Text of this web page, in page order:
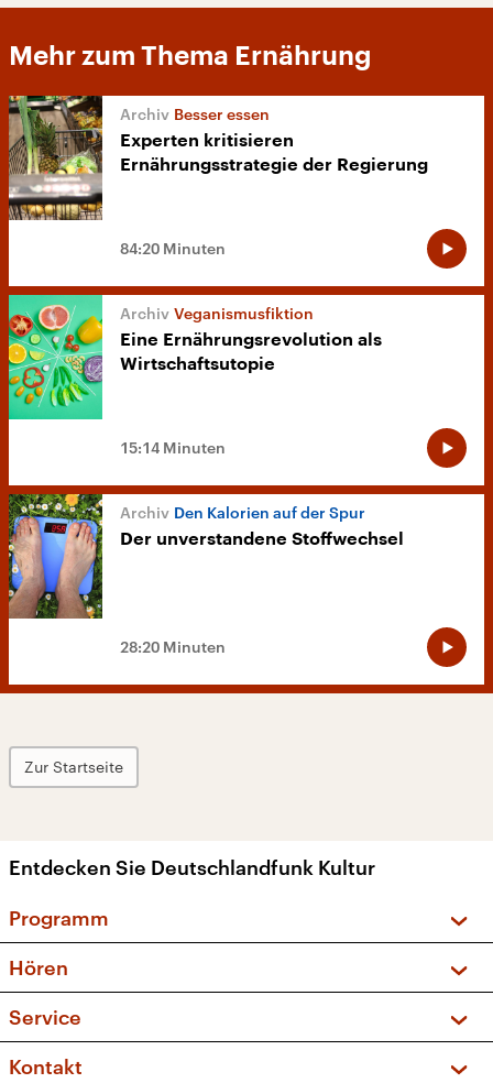
Mehr zum Thema Ernährung
Besser essen
Experten kritisieren
Ernährungsstrategie der Regierung
84:20 Minuten
Veganismusfiktion
Eine Ernährungsrevolution als
Wirtschaftsutopie
15:14 Minuten
Den Kalorien auf der Spur
Der unverstandene Stoffwechsel
28:20 Minuten
Zur Startseite
Entdecken Sie Deutschlandfunk Kultur
Programm
Sendungen und Podcasts
Musikliste
Kakadu – Das Kinderprogramm
Hören
Frequenzen (UKW + DAB+)
Service
FAQ
Kontakt